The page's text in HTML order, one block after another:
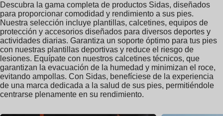
Descubra la gama completa de productos Sidas, diseñados
para proporcionar comodidad y rendimiento a sus pies.
Nuestra selección incluye plantillas, calcetines, equipos de
protección y accesorios diseñados para diversos deportes y
actividades diarias. Garantiza un soporte óptimo para tus pies
con nuestras plantillas deportivas y reduce el riesgo de
lesiones. Equípate con nuestros calcetines técnicos, que
garantizan la evacuación de la humedad y minimizan el roce,
evitando ampollas. Con Sidas, benefíciese de la experiencia
de una marca dedicada a la salud de sus pies, permitiéndole
centrarse plenamente en su rendimiento.